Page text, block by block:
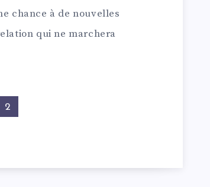
chance à de nouvelles
qui ne marchera
2